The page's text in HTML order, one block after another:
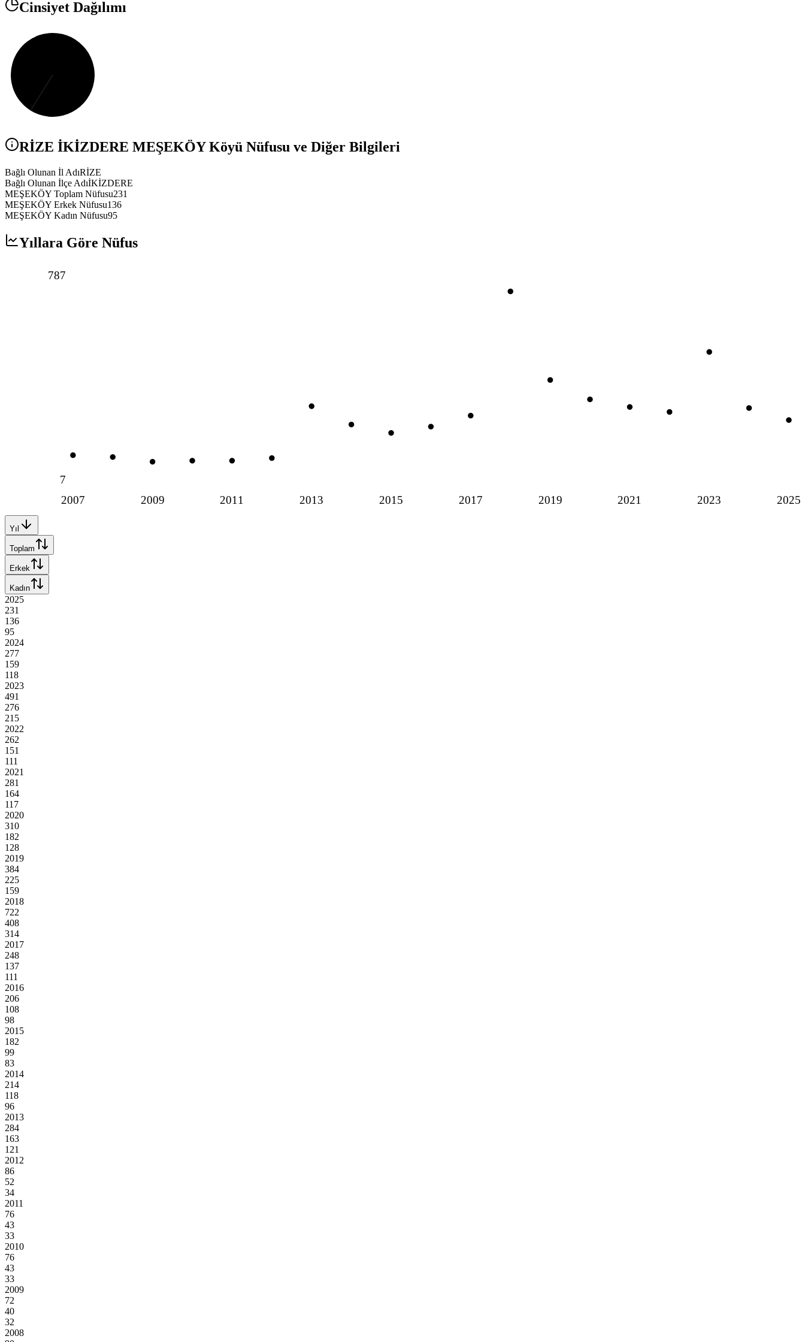
Cinsiyet Dağılımı
RİZE İKİZDERE MEŞEKÖYKöyü Nüfusu ve Diğer Bilgileri
Bağlı Olunan İl AdıRİZE
Bağlı Olunan İlçe AdıİKİZDERE
MEŞEKÖY Toplam Nüfusu231
MEŞEKÖY Erkek Nüfusu136
MEŞEKÖY Kadın Nüfusu95
Yıllara Göre Nüfus
2007 2009 2011 2013 2015 2017 2019 2021 2023 2025
787
7
Yıl
Toplam
Erkek
Kadın
2025
231
136
95
2024
277
159
118
2023
491
276
215
2022
262
151
111
2021
281
164
117
2020
310
182
128
2019
384
225
159
2018
722
408
314
2017
248
137
111
2016
206
108
98
2015
182
99
83
2014
214
118
96
2013
284
163
121
2012
86
52
34
2011
76
43
33
2010
76
43
33
2009
72
40
32
2008